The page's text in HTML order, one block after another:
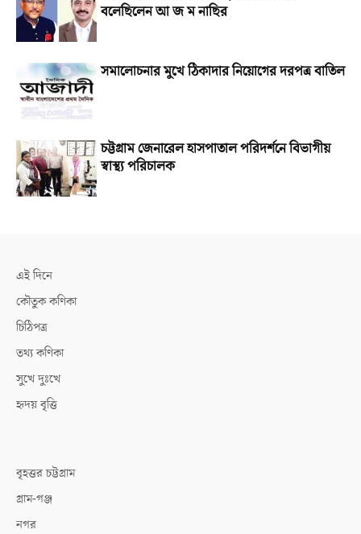
বলেছিলেন আ জ ম নাছির
সমালোচনার মুখে ঠিকাদার নিয়োগের দরপত্র বাতিল
চট্টগ্রাম জেনারেল হাসপাতাল পরিদর্শনে বিভাগীয়
স্বাস্থ্য পরিচালক
এই দিনে
কৌতুক কণিকা
চিঠিপত্র
তথ্য কণিকা
সুখে দুঃখে
হৃদয় বৃত্তি
বৃহত্তর চট্টগ্রাম
গ্রাম-গঞ্জ
নগর